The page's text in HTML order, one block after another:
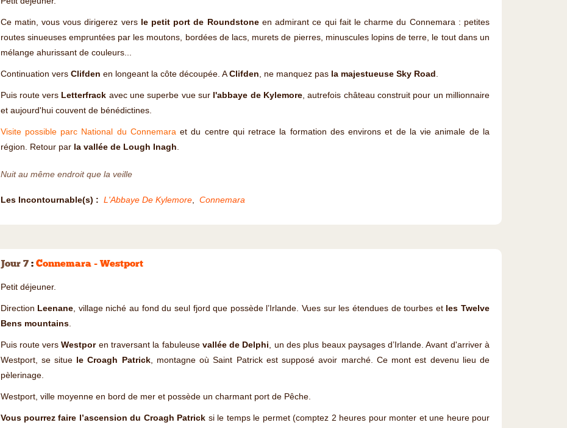
Ce matin, vous vous dirigerez vers le petit port de Roundstoneen admirant ce qui fait le charme du Connemara : petites
routes sinueuses empruntées par les moutons, bordées de lacs, murets de pierres, minuscules lopins de terre, le tout dans un
mélange ahurissant de couleurs...
Continuation vers Clifden en longeant la côte découpée. AClifden, ne manquez pas la majestueuse Sky Road .
Puis route vers Letterfrack avec une superbe vue sur l'abbaye de Kylemore, autrefois château construit pour un millionnaire
et aujourd'hui couvent de bénédictines.
Visite possible parc National du Connemaraet du centre qui retrace la formation des environs et de la vie animale de la
région. Retour par la vallée de Lough Inagh.
Nuit au même endroit que la veille
Les Incontournable(s) : L'Abbaye De Kylemore, Connemara
Jour 7: Connemara - Westport
Petit déjeuner.
Direction Leenane, village niché au fond du seul fjord que possède l’Irlande. Vues sur les étendues de tourbes et les Twelve
Bens mountains.
Puis route versWestporen traversant la fabuleuse vallée de Delphi, un des plus beaux paysages d’Irlande. Avant d'arriver à
Westport, se situe
le Croagh Patrick, montagne où Saint Patrick est supposé avoir marché. Ce mont est devenu lieu de
pèlerinage.
Westport, ville moyenne en bord de mer et possède un charmant port de Pêche.
Vous pourrez faire l’ascension du Croagh Patrick si le temps le permet (comptez 2 heures pour monter et une heure pour